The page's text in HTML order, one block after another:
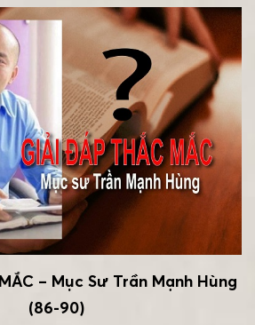
– Mục Sư Trần Mạnh Hùng
(86-90)